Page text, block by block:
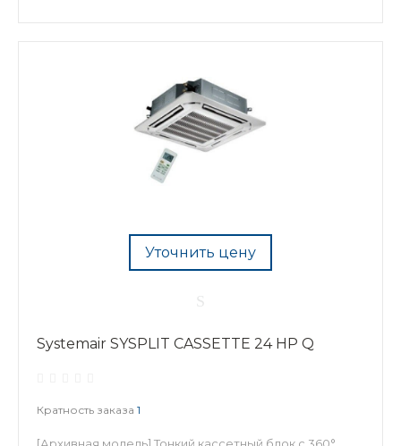
Уточнить цену
Systemair SYSPLIT CASSETTE 24 HP Q
Кратность заказа 1